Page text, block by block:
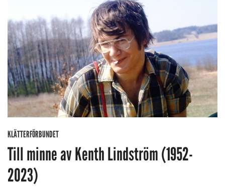
KLÄTTERFÖRBUNDET
Till minne av Kenth Lindström (1952-
2023)